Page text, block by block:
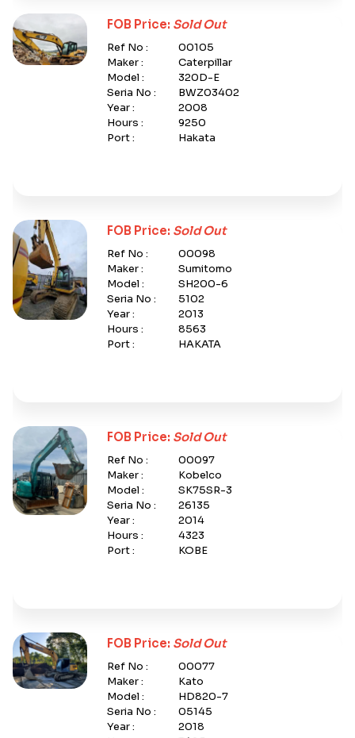
FOB Price: Sold Out
Ref No :
00105
Maker :
Caterpillar
Model :
320D-E
Seria No :
BWZ03402
Year :
2008
Hours :
9250
Port :
Hakata
FOB Price: Sold Out
Ref No :
00098
Maker :
Sumitomo
Model :
SH200-6
Seria No :
5102
Year :
2013
Hours :
8563
Port :
HAKATA
FOB Price: Sold Out
Ref No :
00097
Maker :
Kobelco
Model :
SK75SR-3
Seria No :
26135
Year :
2014
Hours :
4323
Port :
KOBE
FOB Price: Sold Out
Ref No :
00077
Maker :
Kato
Model :
HD820-7
Seria No :
05145
Year :
2018